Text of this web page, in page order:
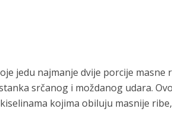
jedu najmanje dvije porcije masne
srčanog i moždanog udara.
kojima obiluju masnije